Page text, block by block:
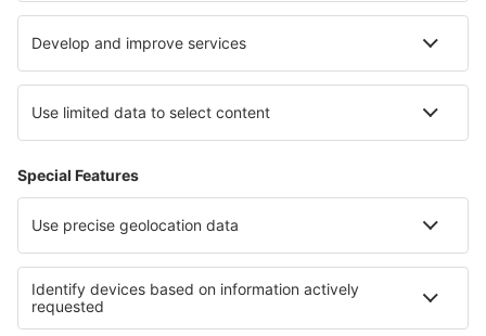
Hoteluri in Apulia Hoteluri in Corfu
Hoteluri in Quintana Roo Hoteluri în Slovacia